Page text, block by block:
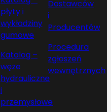
płyty i
wykładziny
gumowe
Katalog –
węże
hydrauliczne
i
przemysłowe
Dostawców
i
Producentów
Procedura
zgłoszeń
wewnętrznych